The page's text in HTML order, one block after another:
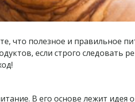
что полезное и правильное
если строго следовать
В его основе лежит